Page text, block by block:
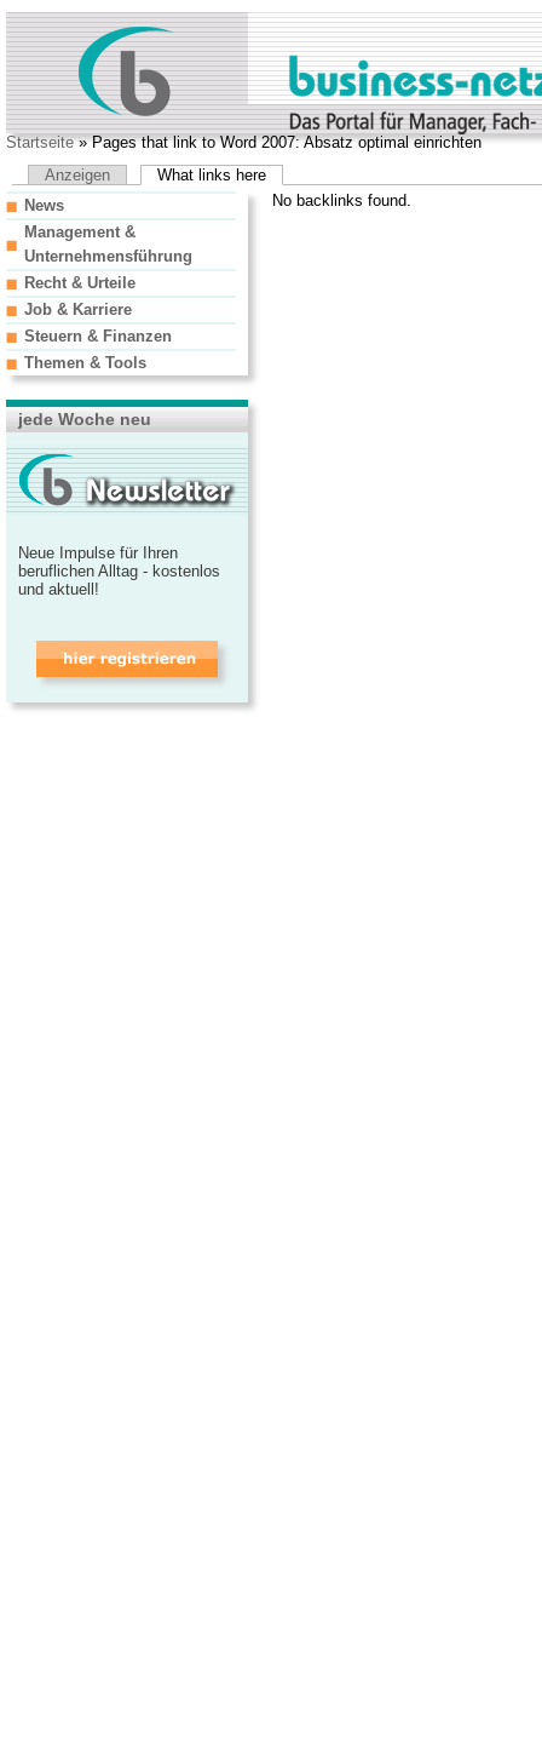
Startseite» Pages that link to Word 2007: Absatz optimal einrichten
Anzeigen
What links here
No backlinks found.
News
Management &
Unternehmensführung
Recht & Urteile
Job & Karriere
Steuern & Finanzen
Themen & Tools
jede Woche neu
Neue Impulse für Ihren
beruflichen Alltag - kostenlos
und aktuell!